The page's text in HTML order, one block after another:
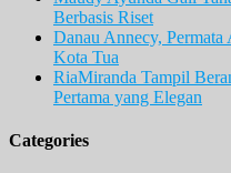
Berbasis Riset
Danau Annecy,
Kota Tua
RiaMiranda Tampil
Pertama yang Elegan
Categories